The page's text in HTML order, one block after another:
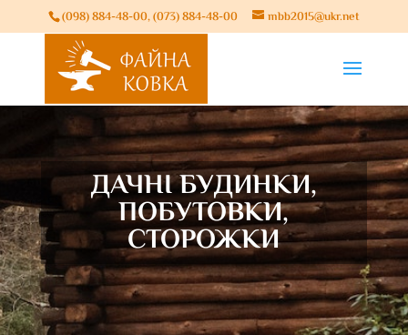
(098) 884-48-00, (073) 884-48-00 mbb2015@ukr.net
ДАЧНІ БУДИНКИ,
ПОБУТОВКИ,
СТОРОЖКИ